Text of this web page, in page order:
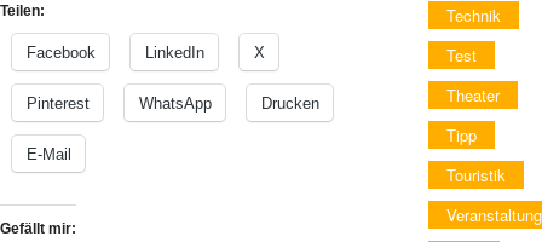
Teilen:
Facebook LinkedIn X
Pinterest WhatsApp Drucken
E-Mail
Gefällt mir:
Technik
Test
Theater
Tipp
Touristik
Veranstaltung